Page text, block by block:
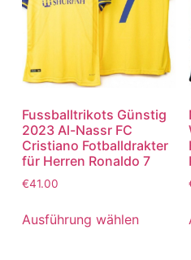
Fussballtrikots Günstig
2023 Al-Nassr FC
Cristiano Fotballdrakter
für Herren Ronaldo 7
€41.00
Ausführung wählen